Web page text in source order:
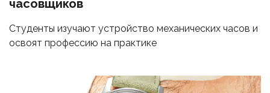
часовщиков
Студенты изучают устройство механических часов и
освоят профессию на практике